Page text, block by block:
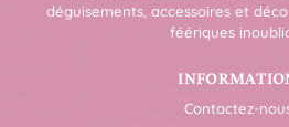
déguisements, accessoires et
féériques
Contactez-